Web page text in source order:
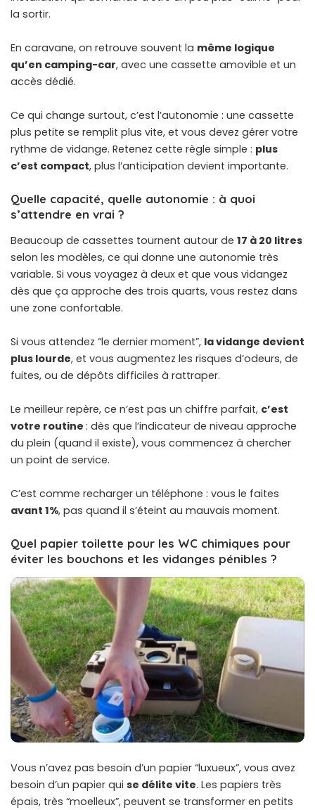
la sortir.
En caravane, on retrouve souvent la même logique
qu’en camping-car, avec une cassette amovible et un
accès dédié.
Ce qui change surtout, c’est l’autonomie : une cassette
plus petite se remplit plus vite, et vous devez gérer votre
rythme de vidange. Retenez cette règle simple : plus
c’est compact, plus l’anticipation devient importante.
Quelle capacité, quelle autonomie : à quoi
s’attendre en vrai ?
Beaucoup de cassettes tournent autour de 17 à 20 litres
selon les modèles, ce qui donne une autonomie très
variable. Si vous voyagez à deux et que vous vidangez
dès que ça approche des trois quarts, vous restez dans
une zone confortable.
Si vous attendez “le dernier moment”, la vidange devient
plus lourde, et vous augmentez les risques d’odeurs, de
fuites, ou de dépôts difficiles à rattraper.
Le meilleur repère, ce n’est pas un chiffre parfait, c’est
votre routine : dès que l’indicateur de niveau approche
du plein (quand il existe), vous commencez à chercher
un point de service.
C’est comme recharger un téléphone : vous le faites
avant 1%, pas quand il s’éteint au mauvais moment.
Quel papier toilette pour les WC chimiques pour
éviter les bouchons et les vidanges pénibles ?
Vous n’avez pas besoin d’un papier “luxueux”, vous avez
besoin d’un papier qui se délite vite. Les papiers très
épais, très “moelleux”, peuvent se transformer en petits